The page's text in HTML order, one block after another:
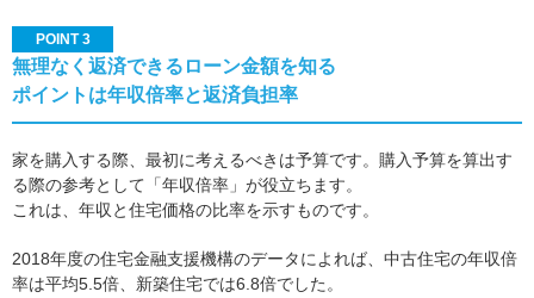
POINT 3
無理なく返済できるローン金額を知る
ポイントは年収倍率と返済負担率
家を購入する際、最初に考えるべきは予算です。購入予算を算出す
る際の参考として「年収倍率」が役立ちます。
これは、年収と住宅価格の比率を示すものです。
2018年度の住宅金融支援機構のデータによれば、中古住宅の年収倍
率は平均5.5倍、新築住宅では6.8倍でした。